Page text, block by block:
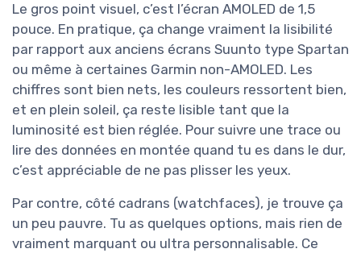
Le gros point visuel, c’est l’écran AMOLED de 1,5
pouce. En pratique, ça change vraiment la lisibilité
par rapport aux anciens écrans Suunto type Spartan
ou même à certaines Garmin non-AMOLED. Les
chiffres sont bien nets, les couleurs ressortent bien,
et en plein soleil, ça reste lisible tant que la
luminosité est bien réglée. Pour suivre une trace ou
lire des données en montée quand tu es dans le dur,
c’est appréciable de ne pas plisser les yeux.
Par contre, côté cadrans (watchfaces), je trouve ça
un peu pauvre. Tu as quelques options, mais rien de
vraiment marquant ou ultra personnalisable. Ce